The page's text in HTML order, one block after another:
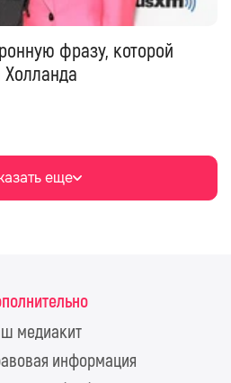
фразу, которой
еще
медиакит
информация